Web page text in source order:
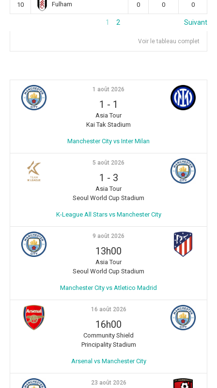
10 Fulham 0 0 0
1 2 Suivant
Voir le tableau complet
1 août 2026
1 - 1
Asia Tour
Kai Tak Stadium
Manchester City vs Inter Milan
5 août 2026
1 - 3
Asia Tour
Seoul World Cup Stadium
K-League All Stars vs Manchester City
9 août 2026
13h00
Asia Tour
Seoul World Cup Stadium
Manchester City vs Atletico Madrid
16 août 2026
16h00
Community Shield
Principality Stadium
Arsenal vs Manchester City
23 août 2026